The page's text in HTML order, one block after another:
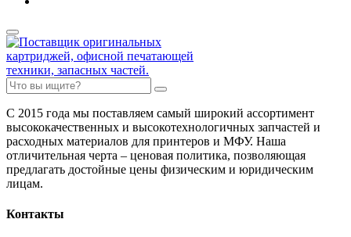
С 2015 года мы поставляем самый широкий ассортимент
высококачественных и высокотехнологичных запчастей и
расходных материалов для принтеров и МФУ. Наша
отличительная черта – ценовая политика, позволяющая
предлагать достойные цены физическим и юридическим
лицам.
Контакты